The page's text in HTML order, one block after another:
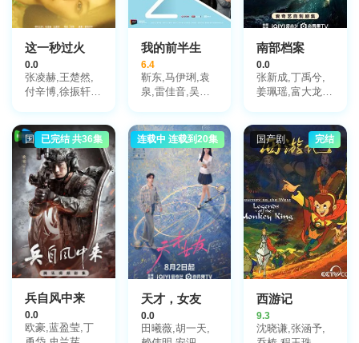
这一秒过火
0.0
张凌赫,王楚然,
付辛博,徐振轩,
莫愁,毛孩,鹿骐,
苇青,刘令姿,康
可人,陈东阳,黄
博远,斓曦,张弓,
金俊秀,陈欣予
我的前半生
6.4
靳东,马伊琍,袁
泉,雷佳音,吴越,
婷,张棪琰,孔维,
栾元晖,侯岩松,
魏之皓,王天泽,
郑罗茜,宋允皓,
徐才根,啜妮,任
洛敏,张兰,茹天,
闵天浩,是安,郭
彤彤,陈冠宁,杨
梅,孙语涵,徐晟,
关雪盈,毕涵文,
凌孜,陆玲,程宏,
李宏磊,黄婧,谭
凯,于明加,任东
霖,张衣,黄澜
南部档案
0.0
张新成,丁禹兮,
姜珮瑶,富大龙,
正溪,韩栋,季肖
冰,徐振轩,程相,
应灏铭,曲高位,
寇振海,佟晨洁,
屠显智
国产剧已完结 共36集
兵自风中来
0.0
欧豪,蓝盈莹,丁
国产剧
连载中 连载到20集
天才，女友
0.0
田曦薇,胡一天,
国产剧 完结
西游记
9.3
沈晓谦,张涵予,